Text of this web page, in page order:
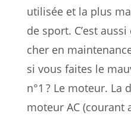
utilisée et la plus
de sport. C’est
cher en
si vous faites le
n°1 ? Le moteur. La
moteur AC (courant